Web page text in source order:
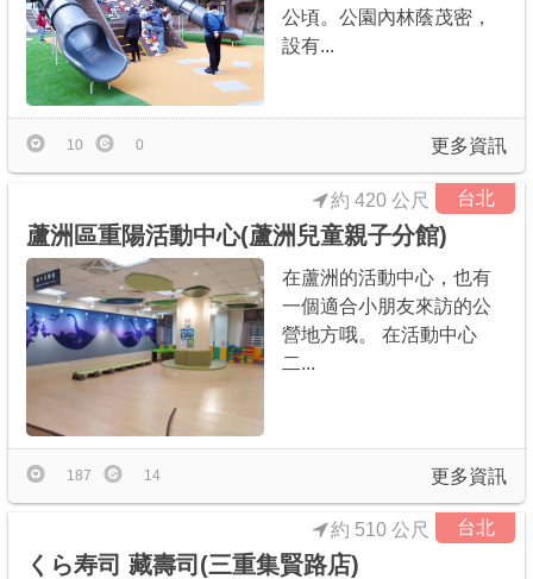
公頃。公園內林蔭茂密，
設有...
更多資訊
10 0
台北
蘆洲區重陽活動中心(蘆洲兒童親子分館)
約 420 公尺
在蘆洲的活動中心，也有
一個適合小朋友來訪的公
營地方哦。 在活動中心
二...
更多資訊
187 14
台北
くら寿司 藏壽司(三重集賢路店)
約 510 公尺